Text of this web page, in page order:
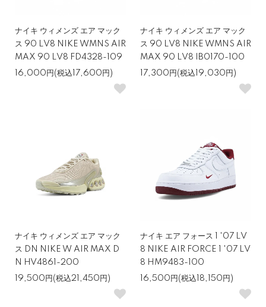
ナイキ ウィメンズ エア マック
ス 90 LV8 NIKE WMNS AIR
MAX 90 LV8 FD4328-109
16,000円(税込17,600円)
ナイキ ウィメンズ エア マック
ス 90 LV8 NIKE WMNS AIR
MAX 90 LV8 IB0170-100
17,300円(税込19,030円)
ナイキ ウィメンズ エア マック
ス DN NIKE W AIR MAX D
N HV4861-200
19,500円(税込21,450円)
ナイキ エア フォース 1 '07 LV
8 NIKE AIR FORCE 1 '07 LV
8 HM9483-100
16,500円(税込18,150円)